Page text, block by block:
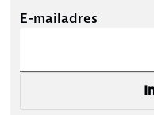
E-mailadres